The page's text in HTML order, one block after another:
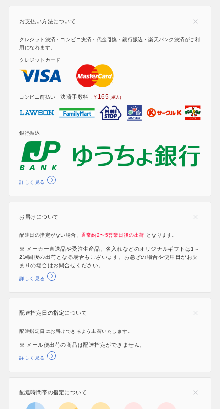
お支払い方法について
クレジット決済・コンビニ決済・代金引換・銀行振込・楽天バンク決済がご利
用になれます。
クレジットカード
コンビニ前払い決済手数料 : 165
銀行振込
詳しく見る
お届けについて
配達日の指定がない場合、通常約2〜5営業日後の出荷 となります。
※ メーカー直送品や受注生産品、名入れなどのオリジナルギフトは1～
2週間後の出荷となる場合もございます。お急ぎの場合や使用日がお決
まりの場合はお問合せください。
詳しく見る
配達指定日の指定について
配達指定日にお届けできるよう出荷いたします。
※ メール便出荷の商品は配達指定ができません。
詳しく見る
配達時間帯の指定について